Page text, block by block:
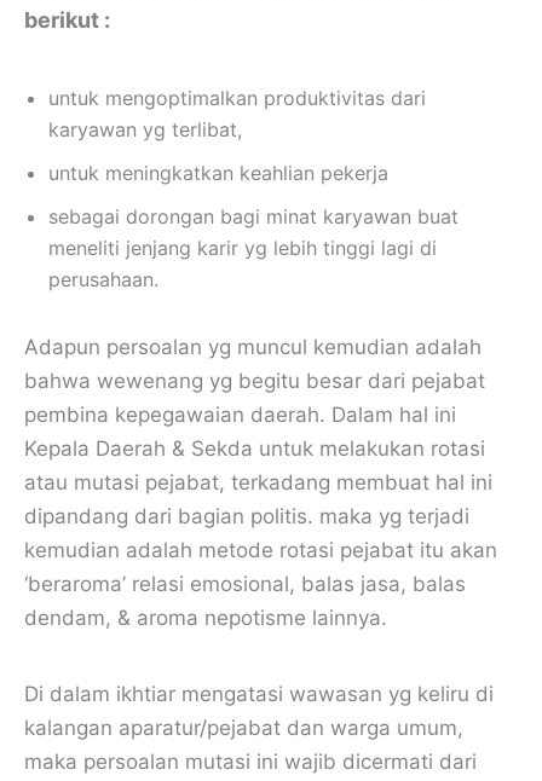
berikut :
untuk mengoptimalkan produktivitas dari
karyawan yg terlibat,
untuk meningkatkan keahlian pekerja
sebagai dorongan bagi minat karyawan buat
meneliti jenjang karir yg lebih tinggi lagi di
perusahaan.
Adapun persoalan yg muncul kemudian adalah
bahwa wewenang yg begitu besar dari pejabat
pembina kepegawaian daerah. Dalam hal ini
Kepala Daerah & Sekda untuk melakukan rotasi
atau mutasi pejabat, terkadang membuat hal ini
dipandang dari bagian politis. maka yg terjadi
kemudian adalah metode rotasi pejabat itu akan
‘beraroma’ relasi emosional, balas jasa, balas
dendam, & aroma nepotisme lainnya.
Di dalam ikhtiar mengatasi wawasan yg keliru di
kalangan aparatur/pejabat dan warga umum,
maka persoalan mutasi ini wajib dicermati dari